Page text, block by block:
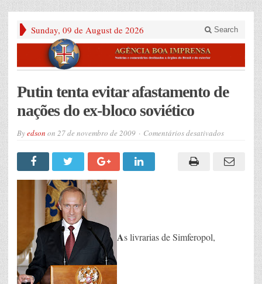
Sunday, 09 de August de 2026 Search
Putin tenta evitar afastamento de
nações do ex-bloco soviético
Byedson on 27 de novembro de 2009 Comentários desativadosem
evitar
afastamento
As livrarias de Simferopol,